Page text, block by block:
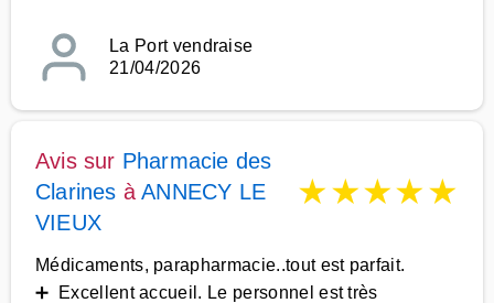
La Port vendraise
21/04/2026
Avis sur Pharmacie des
Clarines àANNECY LE
VIEUX
★★★★★
Médicaments, parapharmacie..tout est parfait.
➕ Excellent accueil. Le personnel est très